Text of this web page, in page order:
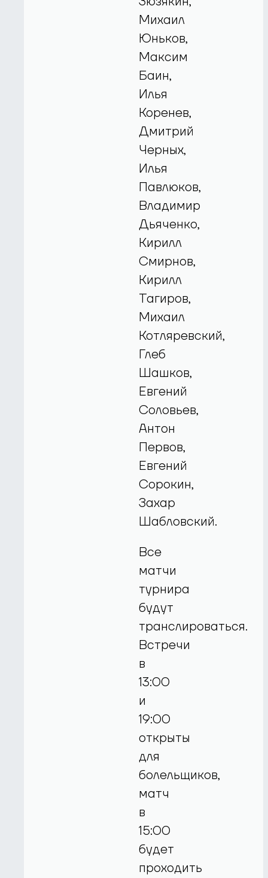
Михаил
Юньков,
Максим
Баин,
Илья
Коренев,
Дмитрий
Черных,
Илья
Павлюков,
Владимир
Дьяченко,
Кирилл
Смирнов,
Кирилл
Тагиров,
Михаил
Котляревский,
Глеб
Шашков,
Евгений
Соловьев,
Антон
Первов,
Евгений
Сорокин,
Захар
Шабловский.
Все
матчи
турнира
будут
транслироваться.
Встречи
в
13:00
и
19:00
открыты
для
болельщиков,
матч
в
15:00
будет
проходить